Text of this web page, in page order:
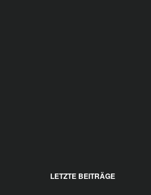
LETZTE BEITRÄGE